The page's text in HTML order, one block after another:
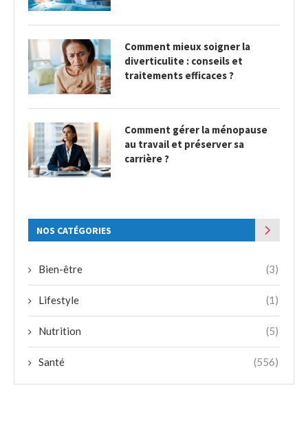
Comment mieux soigner la
diverticulite : conseils et
traitements efficaces ?
Comment gérer la ménopause
au travail et préserver sa
carrière ?
NOS CATÉGORIES
Bien-être (3)
Lifestyle (1)
Nutrition (5)
Santé (556)